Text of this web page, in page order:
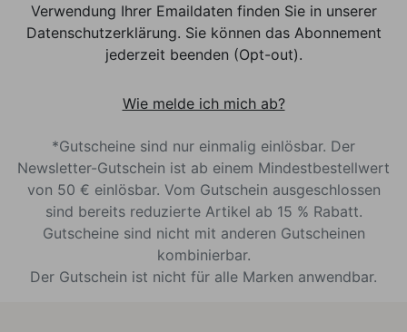
Verwendung Ihrer Emaildaten finden Sie in unserer
Datenschutzerklärung. Sie können das Abonnement
jederzeit beenden (Opt-out).
Wie melde ich mich ab?
*Gutscheine sind nur einmalig einlösbar. Der
Newsletter-Gutschein ist ab einem Mindestbestellwert
von 50 € einlösbar. Vom Gutschein ausgeschlossen
sind bereits reduzierte Artikel ab 15 % Rabatt.
Gutscheine sind nicht mit anderen Gutscheinen
kombinierbar.
Der Gutschein ist nicht für alle Marken anwendbar.